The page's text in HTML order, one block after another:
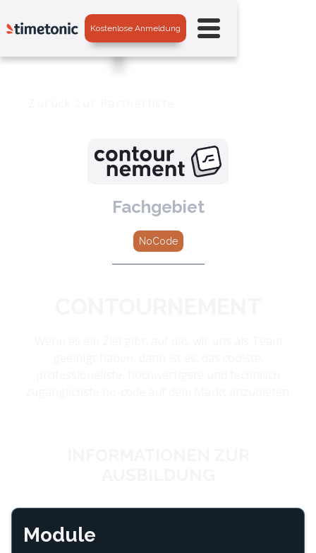
Kostenlose Anmeldung
Fachgebiet
NoCode
Module